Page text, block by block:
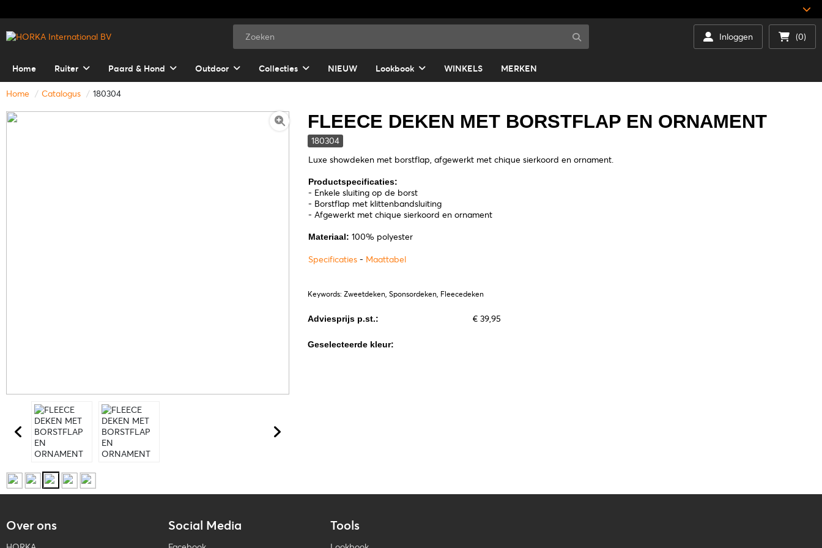
Inloggen (0)
Home Ruiter Paard & Hond Outdoor Collecties NIEUW Lookbook WINKELS MERKEN
Home Catalogus 180304
FLEECE DEKEN MET BORSTFLAP EN ORNAMENT
180304
Luxe showdeken met borstflap, afgewerkt met chique sierkoord en ornament.
Productspecificaties:
- Enkele sluiting op de borst
- Borstflap met klittenbandsluiting
- Afgewerkt met chique sierkoord en ornament
Materiaal: 100% polyester
Specificaties - Maattabel
Keywords: Zweetdeken, Sponsordeken, Fleecedeken
Adviesprijs p.st.: € 39,95
Geselecteerde kleur:
Over ons Social Media Tools